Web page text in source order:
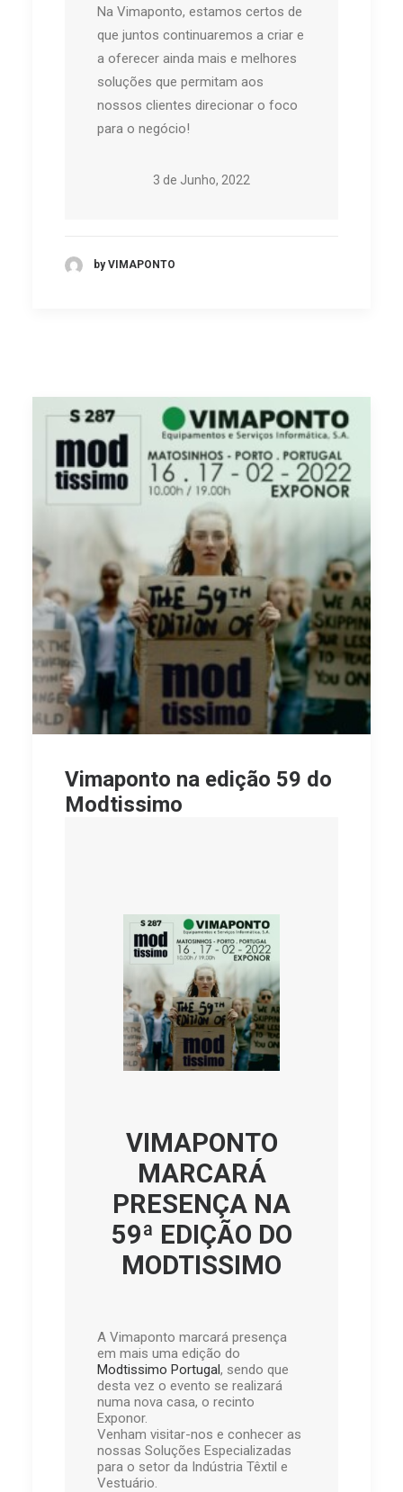
Na Vimaponto, estamos certos de
que juntos continuaremos a criar e
a oferecer ainda mais e melhores
soluções que permitam aos
nossos clientes direcionar o foco
para o negócio!
3 de Junho, 2022
by VIMAPONTO
Vimaponto na edição 59 do
Modtissimo
VIMAPONTO
MARCARÁ
PRESENÇA NA
59ª EDIÇÃO DO
MODTISSIMO
A Vimaponto marcará presença
em mais uma edição do
Modtissimo Portugal, sendo que
desta vez o evento se realizará
numa nova casa, o recinto
Exponor.
Venham visitar-nos e conhecer as
nossas Soluções Especializadas
para o setor da Indústria Têxtil e
Vestuário.